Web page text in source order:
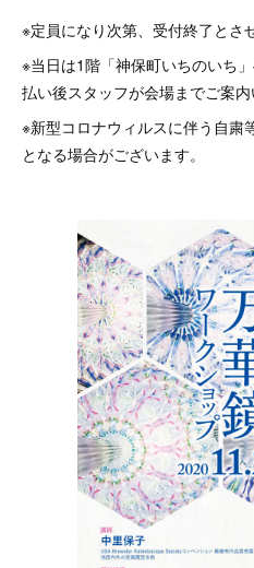
※定員になり次第、受付終了とさ
※当日は1階「神保町いちのいち
払い後スタッフが会場までご案内
※新型コロナウィルスに伴う自粛
となる場合がございます。